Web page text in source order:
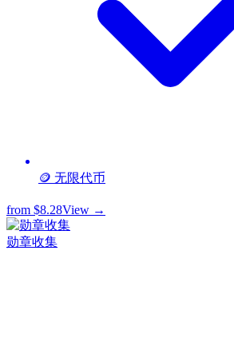
🪙 无限代币
from $8.28View →
勋章收集